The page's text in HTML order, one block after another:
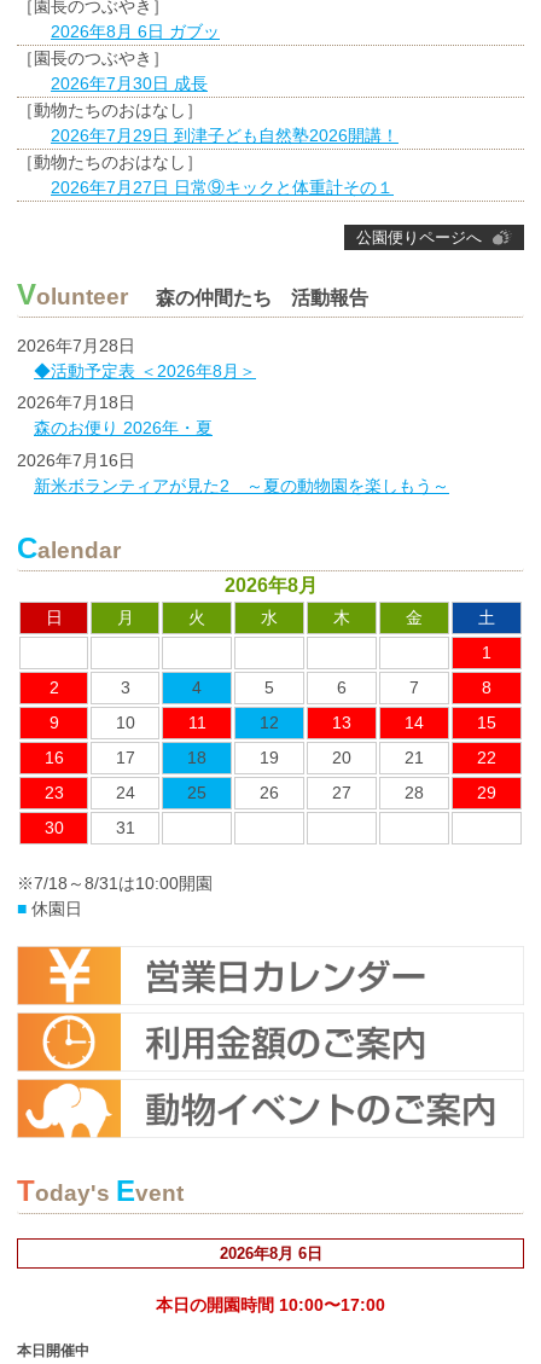
［園長のつぶやき］
2026年8月 6日 ガブッ
［園長のつぶやき］
2026年7月30日 成長
［動物たちのおはなし］
2026年7月29日 到津子ども自然塾2026開講！
［動物たちのおはなし］
2026年7月27日 日常⑨キックと体重計その１
公園便りページへ
Volunteer 森の仲間たち 活動報告
2026年7月28日
◆活動予定表 ＜2026年8月＞
2026年7月18日
森のお便り 2026年・夏
2026年7月16日
新米ボランティアが見た2 ～夏の動物園を楽しもう～
Calendar
2026年8月
日 月 火 水 木 金
土
1
2
3 4 5 6 7
8
9
10 11 12 13 14
15
16
17 18 19 20 21
22
23
24 25 26 27 28
29
30
31
※7/18～8/31は10:00開園
■ 休園日
Today's Event
2026年8月 6日
本日の開園時間 10:00〜17:00
本日開催中